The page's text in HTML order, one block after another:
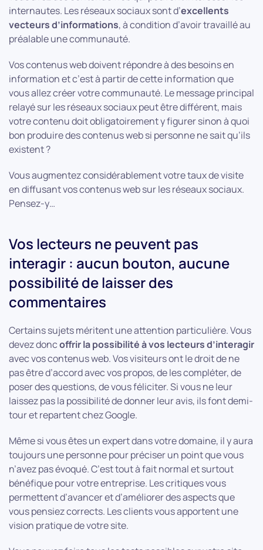
internautes. Les réseaux sociaux sont d’excellents
vecteurs d’informations, à condition d’avoir travaillé au
préalable une communauté.
Vos contenus web doivent répondre à des besoins en
information et c’est à partir de cette information que
vous allez créer votre communauté. Le message principal
relayé sur les réseaux sociaux peut être différent, mais
votre contenu doit obligatoirement y figurer sinon à quoi
bon produire des contenus web si personne ne sait qu’ils
existent ?
Vous augmentez considérablement votre taux de visite
en diffusant vos contenus web sur les réseaux sociaux.
Pensez-y…
Vos lecteurs ne peuvent pas
interagir : aucun bouton, aucune
possibilité de laisser des
commentaires
Certains sujets méritent une attention particulière. Vous
devez doncoffrir la possibilité à vos lecteurs d’interagir
avec vos contenus web. Vos visiteurs ont le droit de ne
pas être d’accord avec vos propos, de les compléter, de
poser des questions, de vous féliciter. Si vous ne leur
laissez pas la possibilité de donner leur avis, ils font demi-
tour et repartent chez Google.
Même si vous êtes un expert dans votre domaine, il y aura
toujours une personne pour préciser un point que vous
n’avez pas évoqué. C’est tout à fait normal et surtout
bénéfique pour votre entreprise. Les critiques vous
permettent d’avancer et d’améliorer des aspects que
vous pensiez corrects. Les clients vous apportent une
vision pratique de votre site.